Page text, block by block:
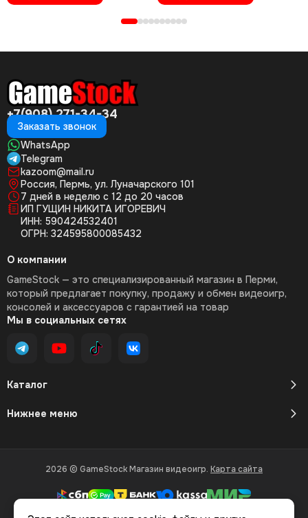
+7(908) 271-34-34
Заказать звонок
WhatsApp
Telegram
kazoom@mail.ru
Россия, Пермь, ул. Луначарского 101
7 дней в неделю с 12 до 20 часов
ИП ГУЩИН НИКИТА ИГОРЕВИЧ
ИНН: 590424532401
ОГРН: 324595800085432
Каталог
Нижнее меню
О компании
GameStock — это специализированный магазин в Перми,
который предлагает покупку, продажу и обмен видеоигр,
консолей и аксессуаров с гарантией на товар
Мы в социальных сетях
2026 © GameStock Магазин видеоигр. Карта сайта